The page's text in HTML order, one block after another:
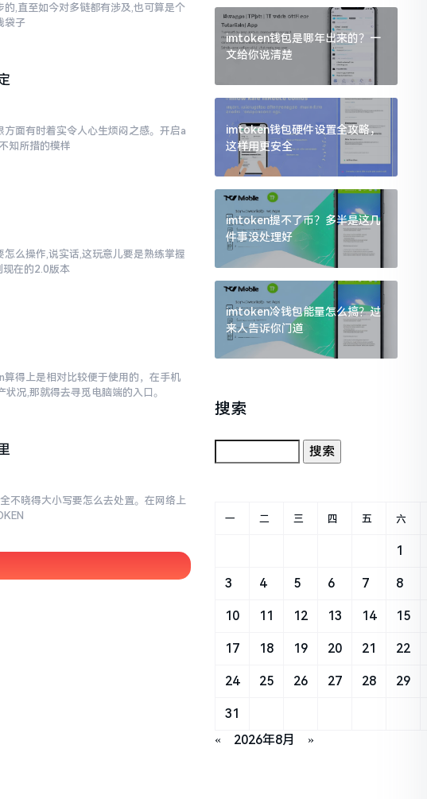
,直至如今对多链都有涉及,也可算是个
袋子
面有时着实令人心生烦闷之感。开启a
知所措的模样
么操作,说实话,这玩意儿要是熟练掌握
现在的2.0版本
得上是相对比较便于使用的，在手机
况,那就得去寻觅电脑端的入口。
不晓得大小写要怎么去处置。在网络上
imtoken钱包是哪年出来的？一
文给你说清楚
imtoken钱包硬件设置全攻略，
这样用更安全
imtoken提不了币？多半是这几
件事没处理好
imtoken冷钱包能量怎么搞？过
来人告诉你门道
搜索
« 2026年8月 »
一 二 三 四 五 六
1
3 4 5 6 7 8
10 11 12 13 14 15
17 18 19 20 21 22
24 25 26 27 28 29
31